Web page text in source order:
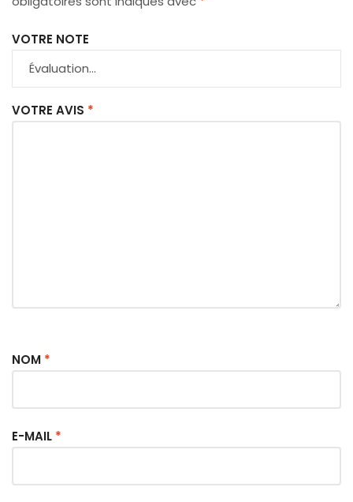
VOTRE NOTE
VOTRE AVIS *
NOM *
E-MAIL *